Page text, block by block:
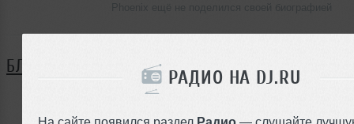
РАДИО НА DJ.RU
На сайте появился раздел Радио — слушайте
БЛОГ